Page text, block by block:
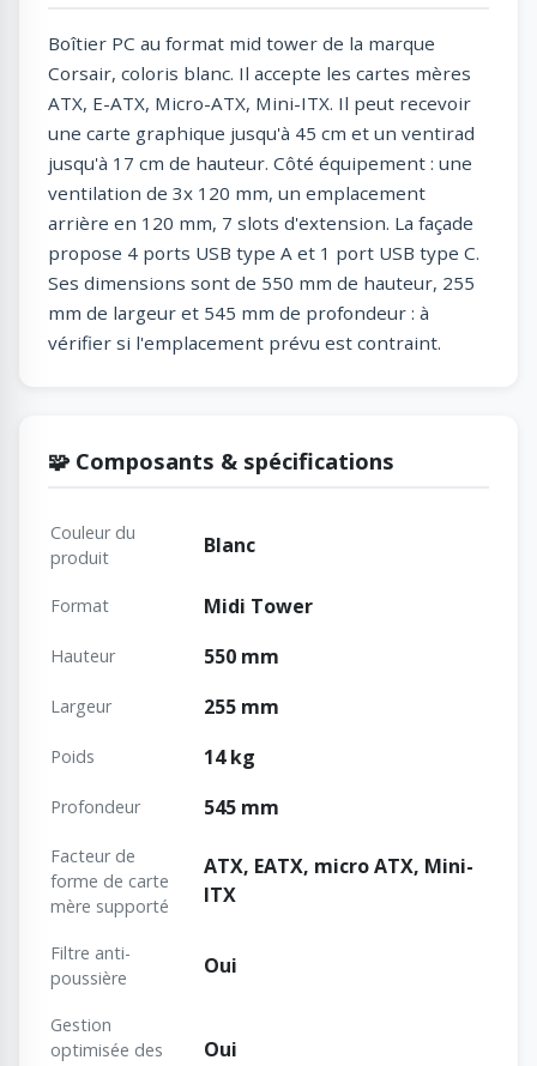
Boîtier PC au format mid tower de la marque
Corsair, coloris blanc. Il accepte les cartes mères
ATX, E-ATX, Micro-ATX, Mini-ITX. Il peut recevoir
une carte graphique jusqu'à 45 cm et un ventirad
jusqu'à 17 cm de hauteur. Côté équipement : une
ventilation de 3x 120 mm, un emplacement
arrière en 120 mm, 7 slots d'extension. La façade
propose 4 ports USB type A et 1 port USB type C.
Ses dimensions sont de 550 mm de hauteur, 255
mm de largeur et 545 mm de profondeur : à
vérifier si l'emplacement prévu est contraint.
🧩 Composants & spécifications
Couleur du
produit
Blanc
Format Midi Tower
Hauteur 550 mm
Largeur 255 mm
Poids 14 kg
Profondeur 545 mm
Facteur de
forme de carte
mère supporté
ATX, EATX, micro ATX, Mini-
ITX
Filtre anti-
poussière
Oui
Gestion
optimisée des
Oui